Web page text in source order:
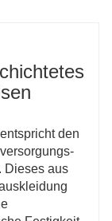
Systems
und
sind
tragen zu
den
Dieses aus